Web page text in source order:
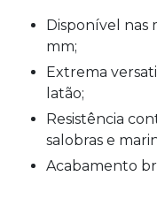
Disponível nas medidas de Ø 1,0 mm à Ø 10,0
mm;
Extrema versatilidade, devido à composição em
latão;
Resistência contra soluções químicas, águas
salobras e
Acabamento